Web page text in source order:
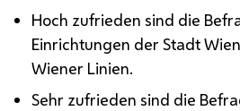
Hoch zufrieden sind die
Einrichtungen der Stadt
Wiener Linien.
Sehr zufrieden sind die